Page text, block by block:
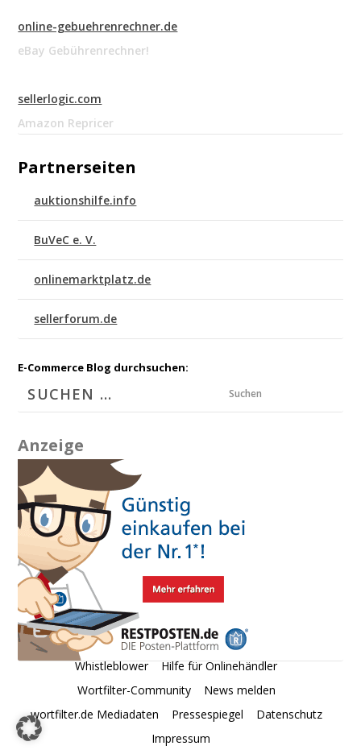
online-gebuehrenrechner.de
eBay Gebührenrechner!
sellerlogic.com
Amazon Repricer
Partnerseiten
auktionshilfe.info
BuVeC e. V.
onlinemarktplatz.de
sellerforum.de
E-Commerce Blog durchsuchen:
Suchen
Anzeige
Whistleblower
Hilfe für Onlinehändler
Wortfilter-Community
News melden
wortfilter.de Mediadaten
Pressespiegel
Datenschutz
Impressum